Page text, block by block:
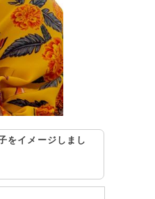
をイメージしまし